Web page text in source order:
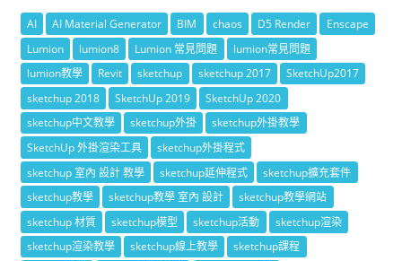
AI AI Material Generator BIM chaos D5 Render
Enscape
Lumion
lumion8 Lumion 常見問題
lumion常見問題
lumion教學
Revit sketchup sketchup 2017
SketchUp2017
sketchup 2018
SketchUp 2019
SketchUp 2020
sketchup中文教學
sketchup外掛
sketchup外掛教學
SketchUp 外掛渲染工具
sketchup外掛程式
sketchup 室內 設計 教學
sketchup延伸程式
sketchup擴充套件
sketchup教學
sketchup教學 室內 設計
sketchup教學網站
sketchup 材質
sketchup模型 sketchup活動
sketchup渲染
sketchup渲染教學
sketchup線上教學
sketchup課程